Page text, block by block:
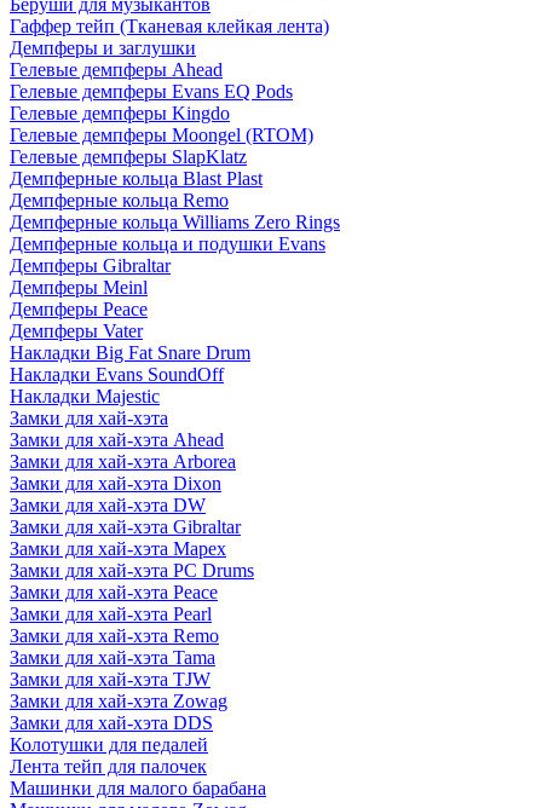
Беруши для музыкантов
Гаффер тейп (Тканевая клейкая лента)
Демпферы и заглушки
Гелевые демпферы Ahead
Гелевые демпферы Evans EQ Pods
Гелевые демпферы Kingdo
Гелевые демпферы Moongel (RTOM)
Гелевые демпферы SlapKlatz
Демпферные кольца Blast Plast
Демпферные кольца Remo
Демпферные кольца Williams Zero Rings
Демпферные кольца и подушки Evans
Демпферы Gibraltar
Демпферы Meinl
Демпферы Peace
Демпферы Vater
Накладки Big Fat Snare Drum
Накладки Evans SoundOff
Накладки Majestic
Замки для хай-хэта
Замки для хай-хэта Ahead
Замки для хай-хэта Arborea
Замки для хай-хэта Dixon
Замки для хай-хэта DW
Замки для хай-хэта Gibraltar
Замки для хай-хэта Mapex
Замки для хай-хэта PC Drums
Замки для хай-хэта Peace
Замки для хай-хэта Pearl
Замки для хай-хэта Remo
Замки для хай-хэта Tama
Замки для хай-хэта TJW
Замки для хай-хэта Zowag
Замки для хай-хэта DDS
Колотушки для педалей
Лента тейп для палочек
Машинки для малого барабана